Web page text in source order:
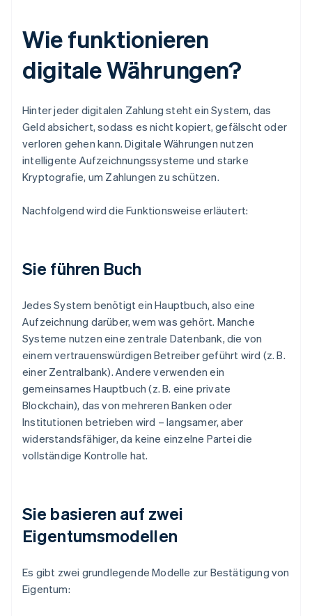
Wie funktionieren
digitale Währungen?
Hinter jeder digitalen Zahlung steht ein System, das
Geld absichert, sodass es nicht kopiert, gefälscht oder
verloren gehen kann. Digitale Währungen nutzen
intelligente Aufzeichnungssysteme und starke
Kryptografie, um Zahlungen zu schützen.
Nachfolgend wird die Funktionsweise erläutert:
Sie führen Buch
Jedes System benötigt ein Hauptbuch, also eine
Aufzeichnung darüber, wem was gehört. Manche
Systeme nutzen eine zentrale Datenbank, die von
einem vertrauenswürdigen Betreiber geführt wird (z. B.
einer Zentralbank). Andere verwenden ein
gemeinsames Hauptbuch (z. B. eine private
Blockchain), das von mehreren Banken oder
Institutionen betrieben wird – langsamer, aber
widerstandsfähiger, da keine einzelne Partei die
vollständige Kontrolle hat.
Sie basieren auf zwei
Eigentumsmodellen
Es gibt zwei grundlegende Modelle zur Bestätigung von
Eigentum: